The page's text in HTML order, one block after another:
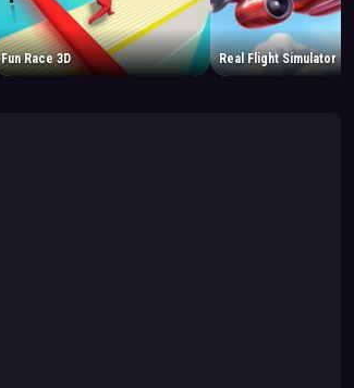
Fun Race 3D Real Flight Simulator